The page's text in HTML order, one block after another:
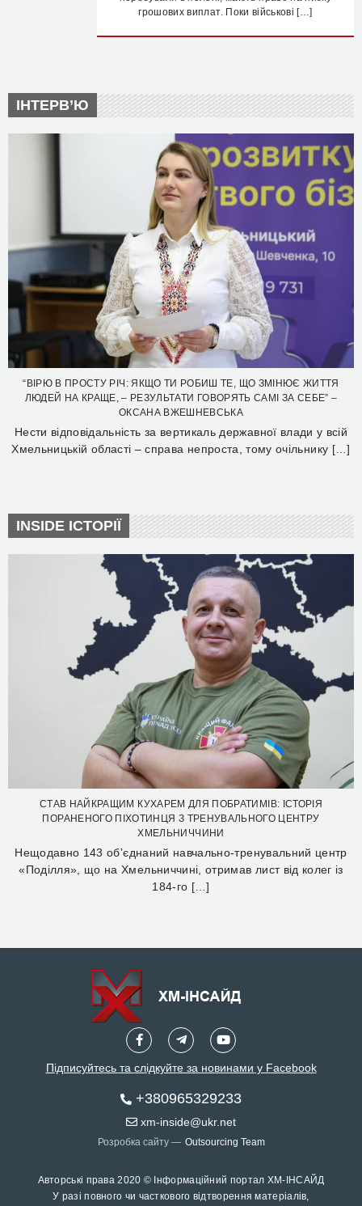
грошових виплат. Поки військові […]
ІНТЕРВ’Ю
“ВІРЮ В ПРОСТУ РІЧ: ЯКЩО ТИ РОБИШ ТЕ, ЩО ЗМІНЮЄ ЖИТТЯ
ЛЮДЕЙ НА КРАЩЕ, – РЕЗУЛЬТАТИ ГОВОРЯТЬ САМІ ЗА СЕБЕ” –
ОКСАНА ВЖЕШНЕВСЬКА
Нести відповідальність за вертикаль державної влади у всій
Хмельницькій області – справа непроста, тому очільнику […]
INSIDE ІСТОРІЇ
СТАВ НАЙКРАЩИМ КУХАРЕМ ДЛЯ ПОБРАТИМІВ: ІСТОРІЯ
ПОРАНЕНОГО ПІХОТИНЦЯ З ТРЕНУВАЛЬНОГО ЦЕНТРУ
ХМЕЛЬНИЧЧИНИ
Нещодавно 143 об’єднаний навчально-тренувальний центр
«Поділля», що на Хмельниччині, отримав лист від колег із
184-го […]
Підписуйтесь та слідкуйте за новинами у Facebook
+380965329233
xm-inside@ukr.net
Розробка сайту — Outsourcing Team
Авторські права 2020 © Інформаційний портал ХМ-ІНСАЙД
У разі повного чи часткового відтворення матеріалів,